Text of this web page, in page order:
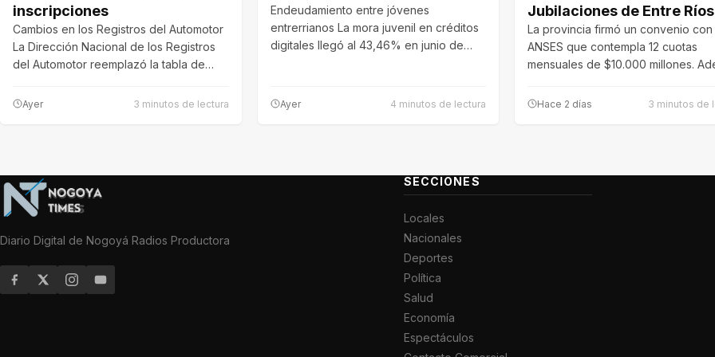
inscripciones
Cambios en los Registros del Automotor
La Dirección Nacional de los Registros
del Automotor reemplazó la tabla de…
Ayer 3 minutos de lectura
Endeudamiento entre jóvenes
entrerrianos La mora juvenil en créditos
digitales llegó al 43,46% en junio de
Ayer 4 minutos de lectura
Jubilaciones de Entre Ríos
La provincia firmó un convenio con
ANSES que contempla 12 cuotas
mensuales de $10.000 millones.
Hace 2 días 3 minutos de
Diario Digital de Nogoyá Radios Productora
SECCIONES
Locales
Nacionales
Deportes
Política
Salud
Economía
Espectáculos